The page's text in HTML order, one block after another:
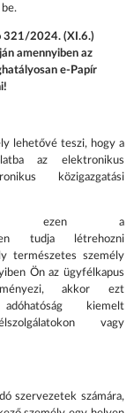
321/2024. (XI.6.)
amennyiben az
e-Papír
lehetővé teszi, hogy a
az elektronikus
közigazgatási
ezen a
tudja létrehozni
természetes személy
Ön az ügyfélkapus
akkor ezt
kiemelt
vagy
szervezetek számára,